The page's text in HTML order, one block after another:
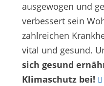
ausgewogen und
verbessert sein
zahlreichen
vital und gesund.
sich gesund
Klimaschutz bei!